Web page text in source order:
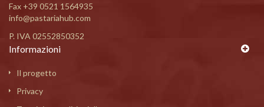
Fax +39 0521 1564935
info@pastariahub.com
P. IVA 02552850352
Informazioni
Il progetto
Privacy